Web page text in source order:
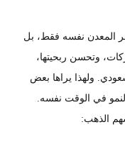
المعدن نفسه فقط، بل
وتحسن ربحيتها،
ولهذا يراها بعض
في الوقت نفسه.
الذهب: